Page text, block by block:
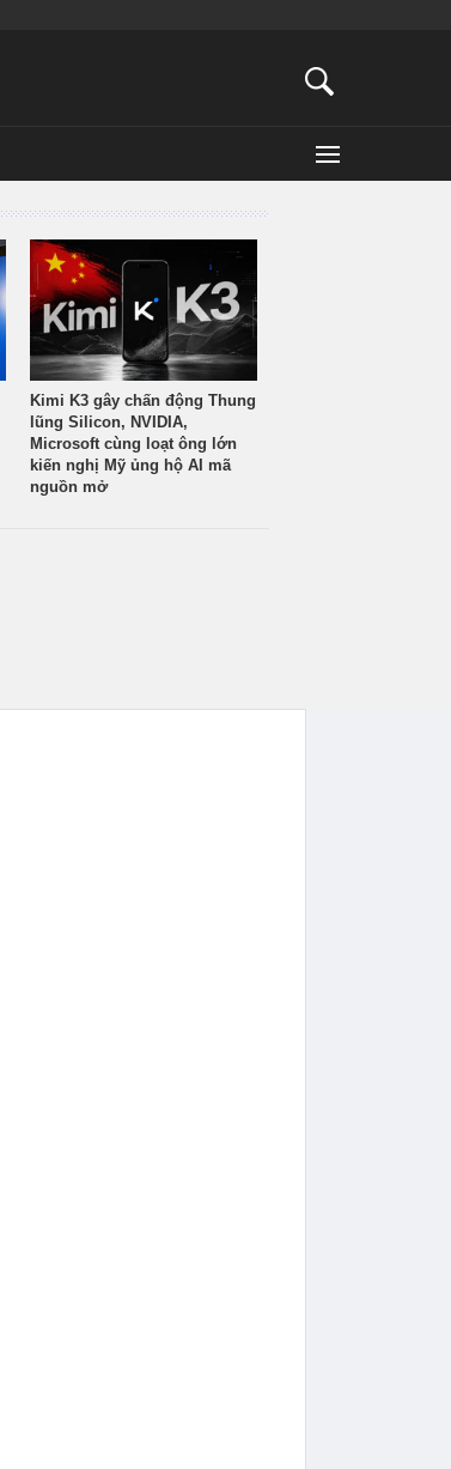
Kimi K3 gây chấn động Thung
lũng Silicon, NVIDIA,
Microsoft cùng loạt ông lớn
kiến nghị Mỹ ủng hộ AI mã
nguồn mở